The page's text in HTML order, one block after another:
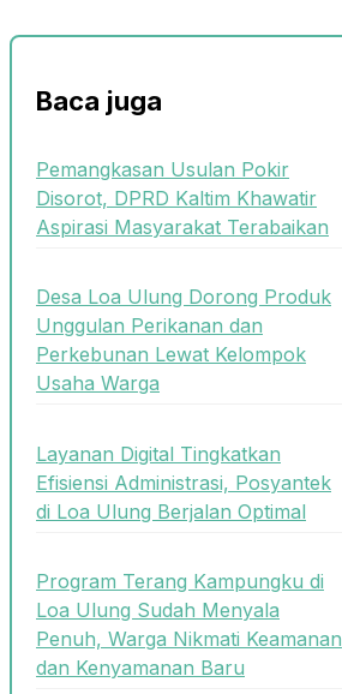
Baca juga
Pemangkasan Usulan Pokir
Disorot, DPRD Kaltim Khawatir
Aspirasi Masyarakat Terabaikan
Desa Loa Ulung Dorong Produk
Unggulan Perikanan dan
Perkebunan Lewat Kelompok
Usaha Warga
Layanan Digital Tingkatkan
Efisiensi Administrasi, Posyantek
di Loa Ulung Berjalan Optimal
Program Terang Kampungku di
Loa Ulung Sudah Menyala
Penuh, Warga Nikmati Keamanan
dan Kenyamanan Baru